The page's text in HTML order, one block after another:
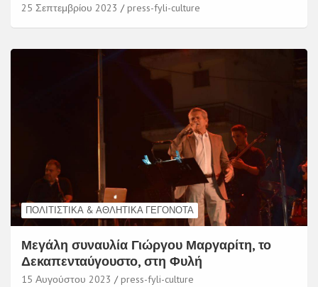
25 Σεπτεμβρίου 2023 press-fyli-culture
ΠΟΛΙΤΙΣΤΙΚΆ & ΑΘΛΗΤΙΚΆ ΓΕΓΟΝΌΤΑ
Μεγάλη συναυλία Γιώργου Μαργαρίτη, το
Δεκαπενταύγουστο, στη Φυλή
15 Αυγούστου 2023 press-fyli-culture